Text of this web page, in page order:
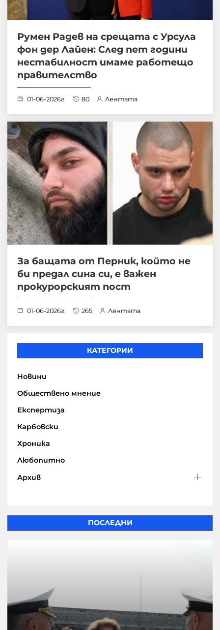
Румен Радев на срещата с Урсула
фон дер Лайен: След пет години
нестабилност имаме работещо
правителство
01-06-2026г. 80 Лентата
За бащата от Перник, който не
би предал сина си, е важен
прокурорският пост
01-06-2026г. 265 Лентата
КАТЕГОРИИ
Новини
Обществено мнение
Експертиза
Карбовски
Хроника
Любопитно
Архив
ПОСЛЕДНИ